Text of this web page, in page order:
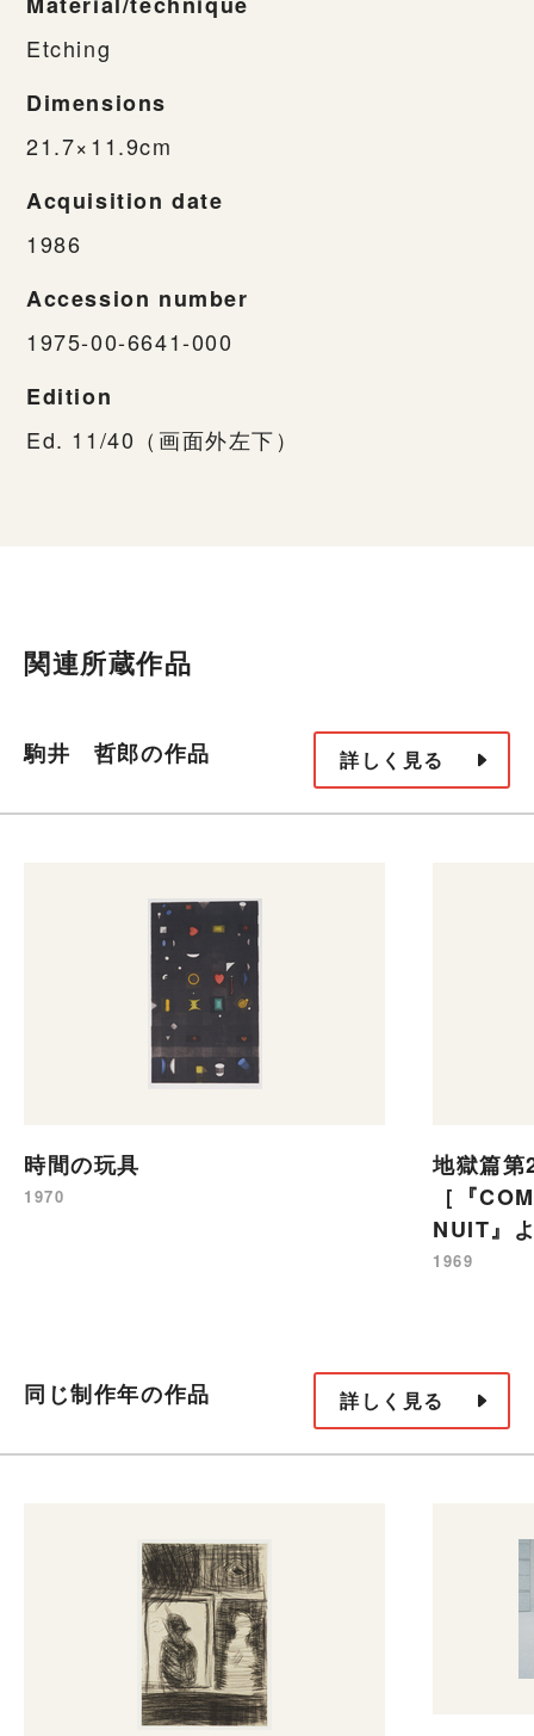
Etching
Dimensions
21.7×11.9cm
Acquisition date
1986
Accession number
1975-00-6641-000
Edition
Ed. 11/40（画面外左下）
関連所蔵作品
駒井 哲郎の作品 詳しく見る
時間の玩具
1970
地獄篇第
［『
NUIT』
1969
同じ制作年の作品 詳しく見る